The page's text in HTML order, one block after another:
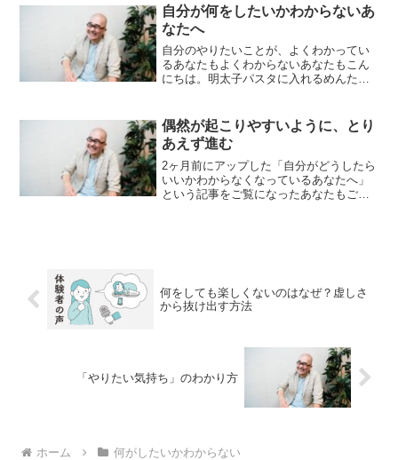
てみたんですけど、本当にや...
自分が何をしたいかわからないあ
なたへ
自分のやりたいことが、よくわかってい
るあなたもよくわからないあなたもこん
にちは。明太子パスタに入れるめんたい
会話を。友人 「自分が次にどんな仕事
をしたいかわからないんで...
偶然が起こりやすいように、とり
あえず進む
2ヶ月前にアップした「自分がどうしたら
いいかわからなくなっているあなたへ」
という記事をご覧になったあなたもご覧
何をしても楽しくないのはなぜ？虚しさ
から抜け出す方法
「やりたい気持ち」のわかり方
ホーム 何がしたいかわからない